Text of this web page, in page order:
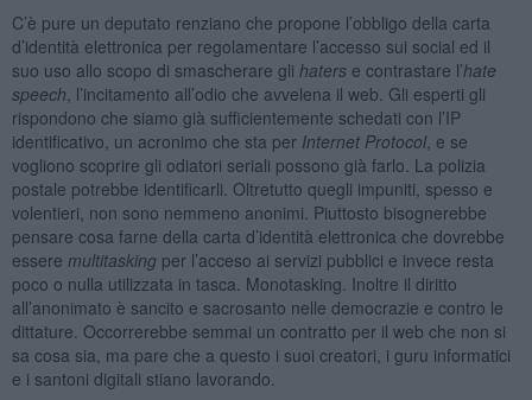
C’è pure un deputato renziano che propone l’obbligo della carta
d’identità elettronica per regolamentare l’accesso sui social ed il
suo uso allo scopo di smascherare gli haterse contrastare l’hate
speech , l’incitamento all’odio che avvelena il web. Gli esperti gli
rispondono che siamo già sufficientemente schedati con l’IP
identificativo, un acronimo che sta per Internet Protocol, e se
vogliono scoprire gli odiatori seriali possono già farlo. La polizia
postale potrebbe identificarli. Oltretutto quegli impuniti, spesso e
volentieri, non sono nemmeno anonimi. Piuttosto bisognerebbe
pensare cosa farne della carta d’identità elettronica che dovrebbe
essere multitaskingper l’acceso ai servizi pubblici e invece resta
poco o nulla utilizzata in tasca. Monotasking. Inoltre il diritto
all’anonimato è sancito e sacrosanto nelle democrazie e contro le
dittature. Occorrerebbe semmai un contratto per il web che non si
sa cosa sia, ma pare che a questo i suoi creatori, i guru informatici
e i santoni digitali stiano lavorando.